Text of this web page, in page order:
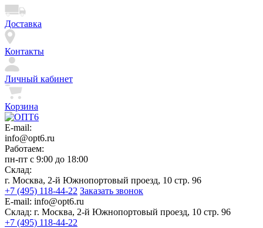
Доставка
Контакты
Личный кабинет
Корзина
E-mail:
info@opt6.ru
Работаем:
пн-пт с 9:00 до 18:00
Склад:
г. Москва, 2-й Южнопортовый проезд, 10 стр. 96
+7 (495) 118-44-22 Заказать звонок
E-mail: info@opt6.ru
Склад: г. Москва, 2-й Южнопортовый проезд, 10 стр. 96
+7 (495) 118-44-22